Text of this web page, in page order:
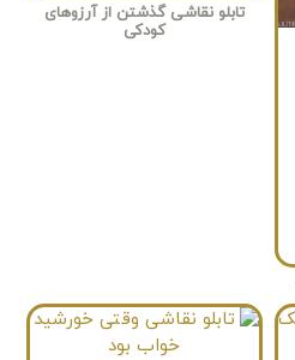
تابلو نقاشی گذشتن از آرزوهای
کودکی